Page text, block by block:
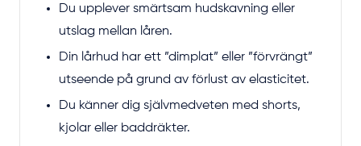
Du upplever smärtsam hudskavning eller
utslag mellan låren.
Din lårhud har ett ”dimplat” eller ”förvrängt”
utseende på grund av förlust av elasticitet.
Du känner dig självmedveten med shorts,
kjolar eller baddräkter.